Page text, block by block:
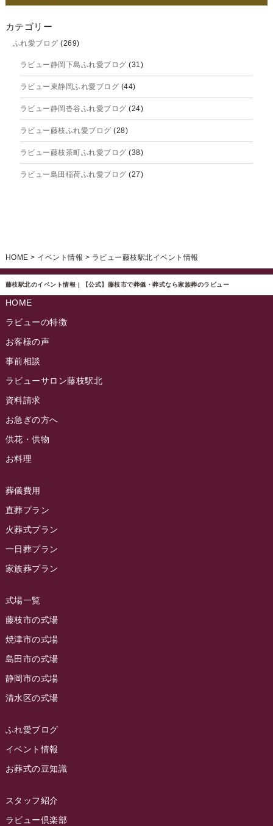
藤枝駅北のイベント情報 | 【公式】藤枝市で葬儀・葬式なら家族葬のラビュー
2025年10月
2025年9月
2025年8月
2025年7月
2025年6月
2025年5月
2025年4月
2025年3月
2024年11月
2024年10月
2024年9月
2024年5月
2024年4月
2024年3月
2024年2月
2023年12月
2023年11月
2023年10月
2023年9月
2023年7月
2023年6月
2023年5月
2023年4月
2023年3月
2023年2月
2023年1月
2022年12月
カテゴリー
ふれ愛ブログ (269)
ラビュー静岡下島ふれ愛ブログ (31)
ラビュー東静岡ふれ愛ブログ (44)
ラビュー静岡沓谷ふれ愛ブログ (24)
ラビュー藤枝ふれ愛ブログ (28)
ラビュー藤枝茶町ふれ愛ブログ (38)
ラビュー島田稲荷ふれ愛ブログ (27)
ラビュー西焼津ふれ愛ブログ (20)
ラビュー島田六合ふれ愛ブログ(5)
ラビュー静岡籠上ふれ愛ブログ
ラビュー金谷ふれ愛ブログ
ラビュー静岡下島イベント情報(92)
ラビュー東静岡イベント情報(90)
ラビュー島田稲荷イベント情報(84)
ラビュー焼津石津イベント情報
ラビュー藤枝茶町イベント情報
ラビュー藤枝イベント情報
ラビュー静岡沓谷イベント情報
ラビュー静岡籠上イベント情報
お葬式の豆知識
お客様の声
ラビュー静岡下島
ラビュー東静岡
ラビューリビング静岡沓谷
ラビュー藤枝
ラビュー藤枝茶町
ラビュー島田稲荷
ラビュー焼津石津
ラビュー藤枝駅北
ラビュー清水飯田
ラビュー西焼津
ラビュー島田六合
ラビュー金谷
ラビュー藤枝本町
HOME > イベント情報 > ラビュー藤枝駅北イベント情報
HOME
ラビューの特徴
お客様の声
事前相談
ラビューサロン藤枝駅北
資料請求
お急ぎの方へ
供花・供物
お料理
葬儀費用
直葬プラン
火葬式プラン
一日葬プラン
家族葬プラン
式場一覧
藤枝市の式場
焼津市の式場
島田市の式場
静岡市の式場
清水区の式場
ふれ愛ブログ
イベント情報
お葬式の豆知識
スタッフ紹介
ラビュー倶楽部